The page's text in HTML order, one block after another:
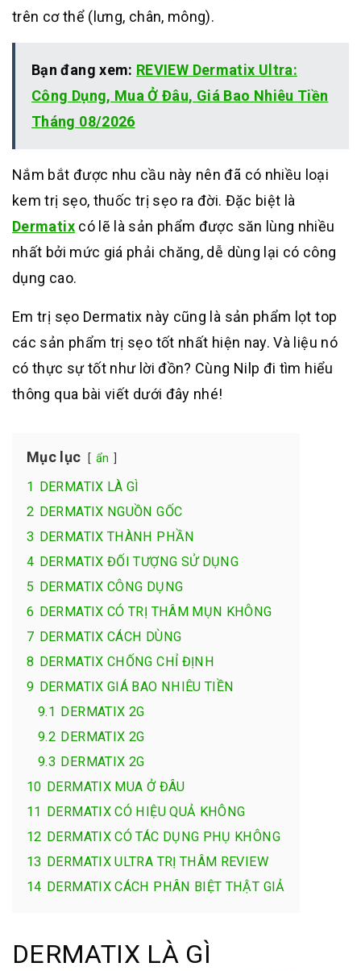
trên cơ thể (lưng, chân, mông).
Bạn đang xem: REVIEW Dermatix Ultra:
Công Dụng, Mua Ở Đâu, Giá Bao Nhiêu Tiền
Tháng 08/2026
Nắm bắt được nhu cầu này nên đã có nhiều loại
kem trị sẹo, thuốc trị sẹo ra đời. Đặc biệt là
Dermatixcó lẽ là sản phẩm được săn lùng nhiều
nhất bởi mức giá phải chăng, dễ dùng lại có công
dụng cao.
Em trị sẹo Dermatix này cũng là sản phẩm lọt top
các sản phẩm trị sẹo tốt nhất hiện nay. Và liệu nó
có thực sự tốt như lời đồn? Cùng Nilp đi tìm hiểu
thông qua bài viết dưới đây nhé!
Mục lục ẩn
1 DERMATIX LÀ GÌ
2 DERMATIX NGUỒN GỐC
3 DERMATIX THÀNH PHẦN
4 DERMATIX ĐỐI TƯỢNG SỬ DỤNG
5 DERMATIX CÔNG DỤNG
6 DERMATIX CÓ TRỊ THÂM MỤN KHÔNG
7 DERMATIX CÁCH DÙNG
8 DERMATIX CHỐNG CHỈ ĐỊNH
9 DERMATIX GIÁ BAO NHIÊU TIỀN
9.1 DERMATIX 2G
9.2 DERMATIX 2G
9.3 DERMATIX 2G
10 DERMATIX MUA Ở ĐÂU
11 DERMATIX CÓ HIỆU QUẢ KHÔNG
12 DERMATIX CÓ TÁC DỤNG PHỤ KHÔNG
13 DERMATIX ULTRA TRỊ THÂM REVIEW
14 DERMATIX CÁCH PHÂN BIỆT THẬT GIẢ
DERMATIX LÀ GÌ